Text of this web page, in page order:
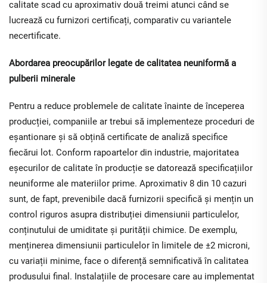
calitate scad cu aproximativ două treimi atunci când se
lucrează cu furnizori certificați, comparativ cu variantele
necertificate.
Abordarea preocupărilor legate de calitatea neuniformă a
pulberii minerale
Pentru a reduce problemele de calitate înainte de începerea
producției, companiile ar trebui să implementeze proceduri de
eșantionare și să obțină certificate de analiză specifice
fiecărui lot. Conform rapoartelor din industrie, majoritatea
eșecurilor de calitate în producție se datorează specificațiilor
neuniforme ale materiilor prime. Aproximativ 8 din 10 cazuri
sunt, de fapt, prevenibile dacă furnizorii specifică și mențin un
control riguros asupra distribuției dimensiunii particulelor,
conținutului de umiditate și purității chimice. De exemplu,
menținerea dimensiunii particulelor în limitele de ±2 microni,
cu variații minime, face o diferență semnificativă în calitatea
produsului final. Instalațiile de procesare care au implementat